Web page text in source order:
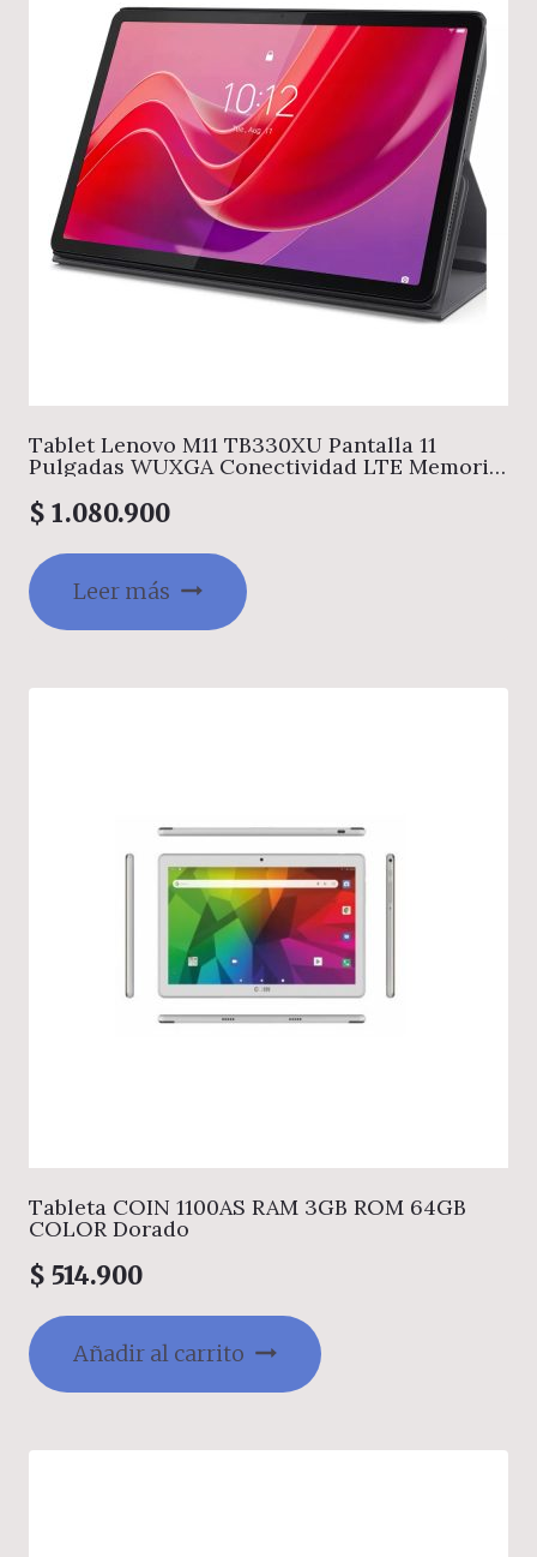
Tablet Lenovo M11 TB330XU Pantalla 11
Pulgadas WUXGA Conectividad LTE Memoria
Grey Incluye Folio Case + Lenovo Tab Pen
Plus
$ 1.080.900
Leer más
Tableta COIN 1100AS RAM 3GB ROM 64GB
COLOR Dorado
$ 514.900
Añadir al carrito